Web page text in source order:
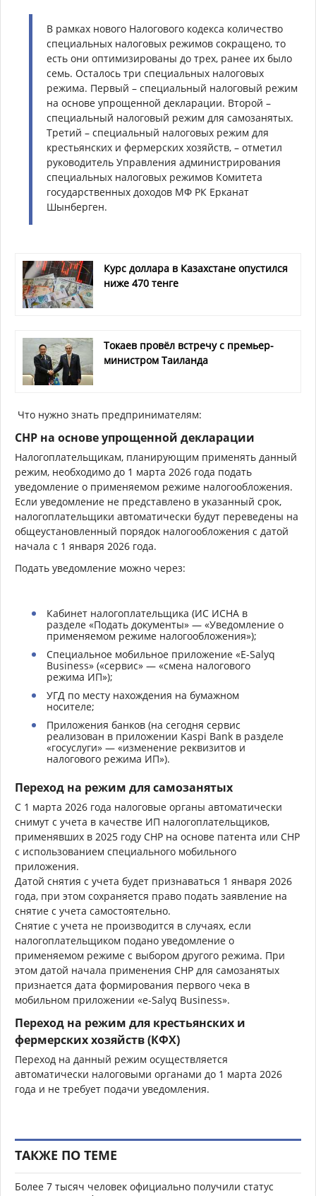
В рамках нового Налогового кодекса количество
специальных налоговых режимов сокращено, то
есть они оптимизированы до трех, ранее их было
семь. Осталось три специальных налоговых
режима. Первый – специальный налоговый режим
на основе упрощенной декларации. Второй –
специальный налоговый режим для самозанятых.
Третий – специальный налоговых режим для
крестьянских и фермерских хозяйств, – отметил
руководитель Управления администрирования
специальных налоговых режимов Комитета
государственных доходов МФ РК Ерканат
Шынберген.
Курс доллара в Казахстане опустился
ниже 470 тенге
Токаев провёл встречу с премьер-
министром Таиланда
Что нужно знать предпринимателям:
СНР на основе упрощенной декларации
Налогоплательщикам, планирующим применять данный
режим, необходимо до 1 марта 2026 года подать
уведомление о применяемом режиме налогообложения.
Если уведомление не представлено в указанный срок,
налогоплательщики автоматически будут переведены на
общеустановленный порядок налогообложения с датой
начала с 1 января 2026 года.
Подать уведомление можно через:
Кабинет налогоплательщика (ИС ИСНА в
разделе «Подать документы» — «Уведомление о
применяемом режиме налогообложения»);
Специальное мобильное приложение «E-Salyq
Business» («сервис» — «смена налогового
режима ИП»);
УГД по месту нахождения на бумажном
носителе;
Приложения банков (на сегодня сервис
реализован в приложении Kaspi Bank в разделе
«госуслуги» — «изменение реквизитов и
налогового режима ИП»).
Переход на режим для самозанятых
С 1 марта 2026 года налоговые органы автоматически
снимут с учета в качестве ИП налогоплательщиков,
применявших в 2025 году СНР на основе патента или СНР
с использованием специального мобильного
приложения.
Датой снятия с учета будет признаваться 1 января 2026
года, при этом сохраняется право подать заявление на
снятие с учета самостоятельно.
Снятие с учета не производится в случаях, если
налогоплательщиком подано уведомление о
применяемом режиме с выбором другого режима. При
этом датой начала применения СНР для самозанятых
признается дата формирования первого чека в
мобильном приложении «e-Salyq Business».
Переход на режим для крестьянских и
фермерских хозяйств (КФХ)
Переход на данный режим осуществляется
автоматически налоговыми органами до 1 марта 2026
года и не требует подачи уведомления.
ТАКЖЕ ПО ТЕМЕ
Более 7 тысяч человек официально получили статус